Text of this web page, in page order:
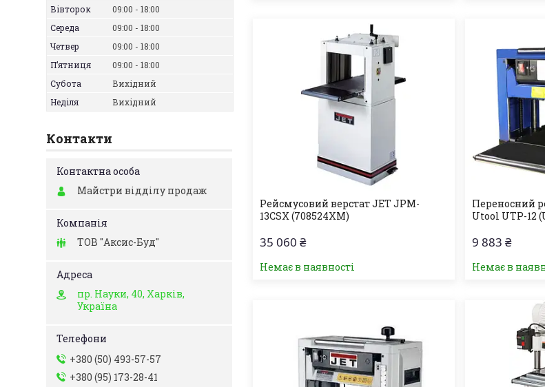
Рейсмусовий верстат JET JPM-
13CSX (708524XM)
35 060 ₴
Немає в наявності
Переносний
Utool UTP-12
9 883 ₴
Немає в
Вівторок
09:00
18:00
Середа
09:00
18:00
Четвер
09:00
18:00
Пʼятниця
09:00
18:00
Субота
Вихідний
Неділя
Вихідний
Контакти
Майстри відділу продаж
ТОВ "Аксис-Буд"
пр. Науки, 40, Харків,
Україна
+380 (50) 493-57-57
+380 (95) 173-28-41